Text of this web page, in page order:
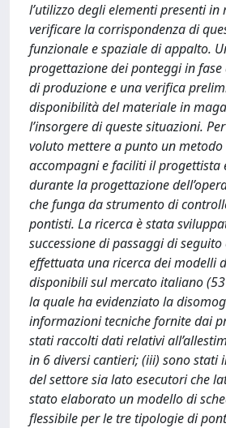
l’utilizzo degli elementi presenti in
verificare la corrispondenza di
funzionale e spaziale di appalto.
progettazione dei ponteggi in
di produzione e una verifica
disponibilità del materiale in
l’insorgere di queste situazioni.
voluto mettere a punto un metodo
accompagni e faciliti il progettista
durante la progettazione
che funga da strumento di
pontisti. La ricerca è stata
successione di passaggi di
effettuata una ricerca dei modelli
disponibili sul mercato italiano (53
la quale ha evidenziato la
informazioni tecniche fornite dai
stati raccolti dati relativi
in 6 diversi cantieri; (iii) sono stati
del settore sia lato esecutori che
stato elaborato un modello di
flessibile per le tre tipologie di